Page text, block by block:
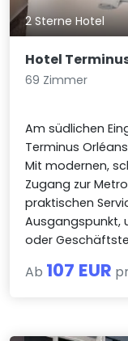
2 Sterne Hotel
Hotel
69 Zimmer
Am südlichen
Terminus
Mit modernen,
Zugang zur
praktischen
Ausgangspunkt,
oder
Ab 107 EUR